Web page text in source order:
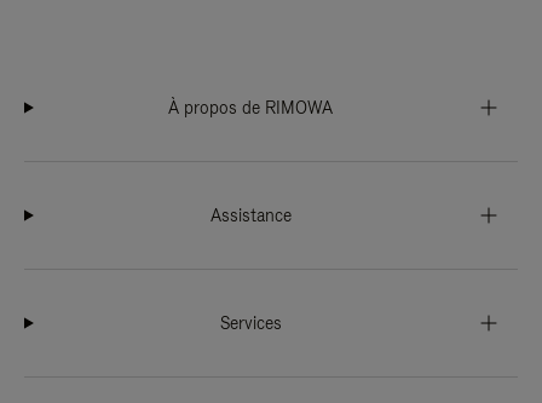
À propos de RIMOWA
Assistance
Services